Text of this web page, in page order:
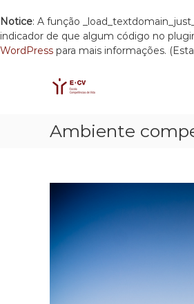
Notice: A função
indicador de que algum código no
WordPress para mais informações.
a
m
Ambiente